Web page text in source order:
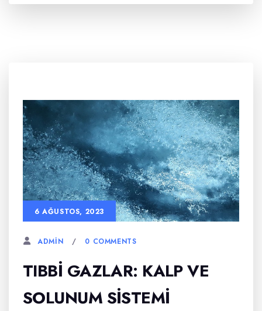
6 AĞUSTOS, 2023
ADMIN 0 COMMENTS
TIBBI GAZLAR: KALP VE
SOLUNUM SISTEMI